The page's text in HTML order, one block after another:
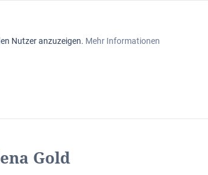
Gold
Nutzer anzuzeigen. Mehr Informationen